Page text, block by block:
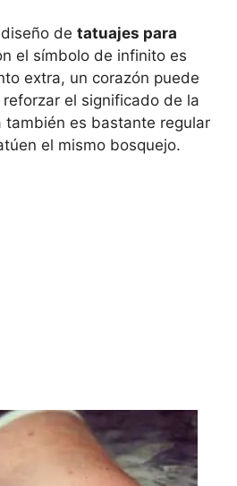
de tatuajes para
el símbolo de infinito es
extra, un corazón puede
el significado de la
también es bastante regular
el mismo bosquejo.